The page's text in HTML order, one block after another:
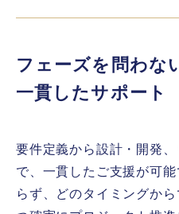
フェーズを問わな
一貫したサポート
要件定義から設計・開発
で、一貫したご支援が可
らず、どのタイミングか